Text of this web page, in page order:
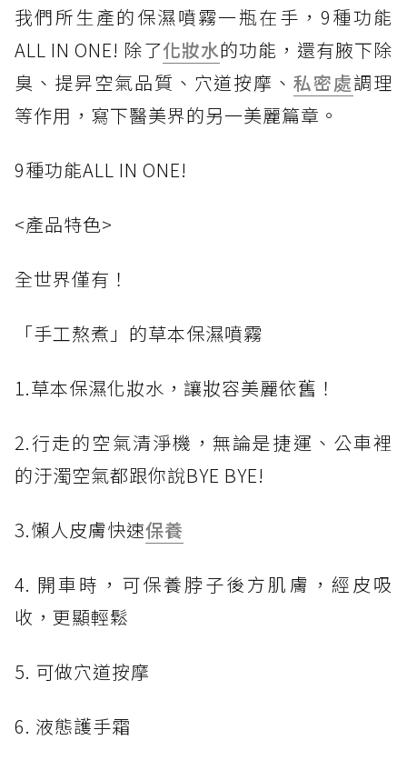
我們所生產的保濕噴霧一瓶在手，9種功能
ALL IN ONE! 除了化妝水的功能，還有腋下除
臭、提昇空氣品質、穴道按摩、私密處調理
等作用，寫下醫美界的另一美麗篇章。
9種功能ALL IN ONE!
<產品特色>
全世界僅有！
「手工熬煮」的草本保濕噴霧
1.草本保濕化妝水，讓妝容美麗依舊！
2.行走的空氣清淨機，無論是捷運、公車裡
的汙濁空氣都跟你說BYE BYE!
3.懶人皮膚快速保養
4. 開車時，可保養脖子後方肌膚，經皮吸
收，更顯輕鬆
5. 可做穴道按摩
6. 液態護手霜